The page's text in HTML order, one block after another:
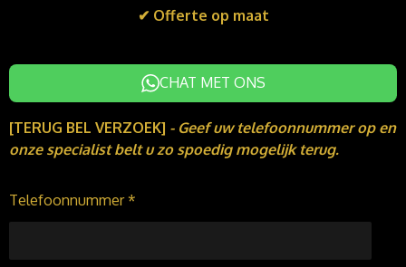
✔ Offerte op maat
CHAT MET ONS
[TERUG BEL VERZOEK] - Geef uw telefoonnummer op en
onze specialist belt u zo spoedig mogelijk terug.
Telefoonnummer *